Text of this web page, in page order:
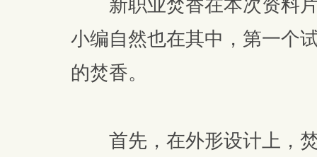
新职业焚香在本次资料片
小编自然也在其中，第一个
的焚香。
首先，在外形设计上，焚